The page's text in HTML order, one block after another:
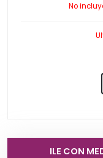
No
ILE CON